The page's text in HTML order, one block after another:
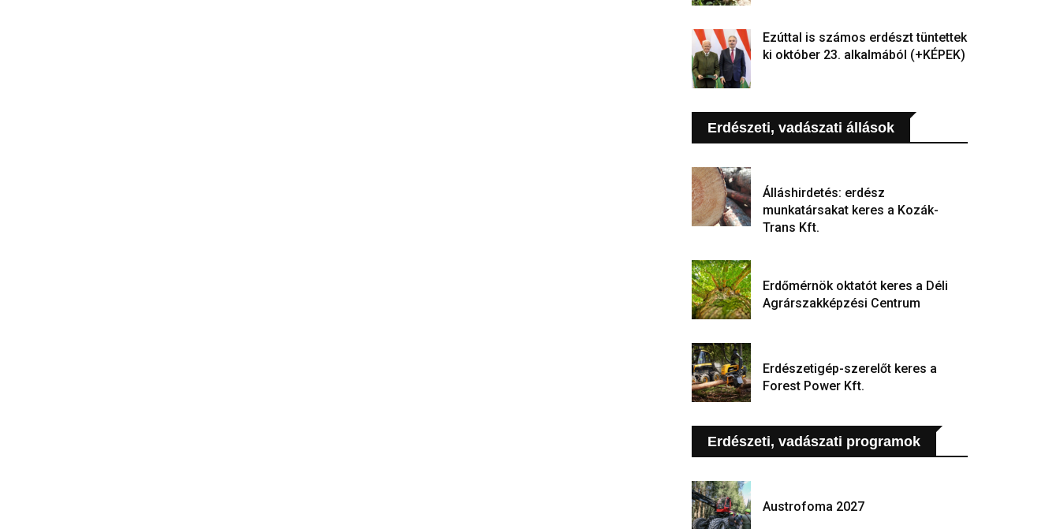
Ezúttal is számos erdészt tüntettek
ki október 23. alkalmából (+KÉPEK)
Erdészeti, vadászati állások
Álláshirdetés: erdész
munkatársakat keres a Kozák-
Trans Kft.
Erdőmérnök oktatót keres a Déli
Agrárszakképzési Centrum
Erdészetigép-szerelőt keres a
Forest Power Kft.
Erdészeti, vadászati programok
Austrofoma 2027